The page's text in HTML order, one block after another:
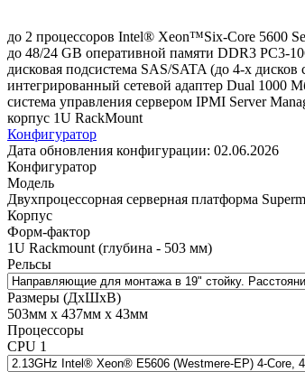
до 2 процессоров Intel® Xeon™Six-Core 5600
до 48/24 GB оперативной памяти DDR3 PC3-
дисковая подсистема SAS/SATA (до 4-х
интегрированный сетевой адаптер Dual 1000
система управления сервером IPMI Server
корпус 1U RackMount
Конфигуратор
Дата обновления конфигурации: 02.06.2026
Конфигуратор
Модель
Двухпроцессорная серверная платформа
Корпус
Форм-фактор
1U Rackmount (глубина - 503 мм)
Рельсы
Размеры (ДхШхВ)
503мм х 437мм х 43мм
Процессоры
CPU 1